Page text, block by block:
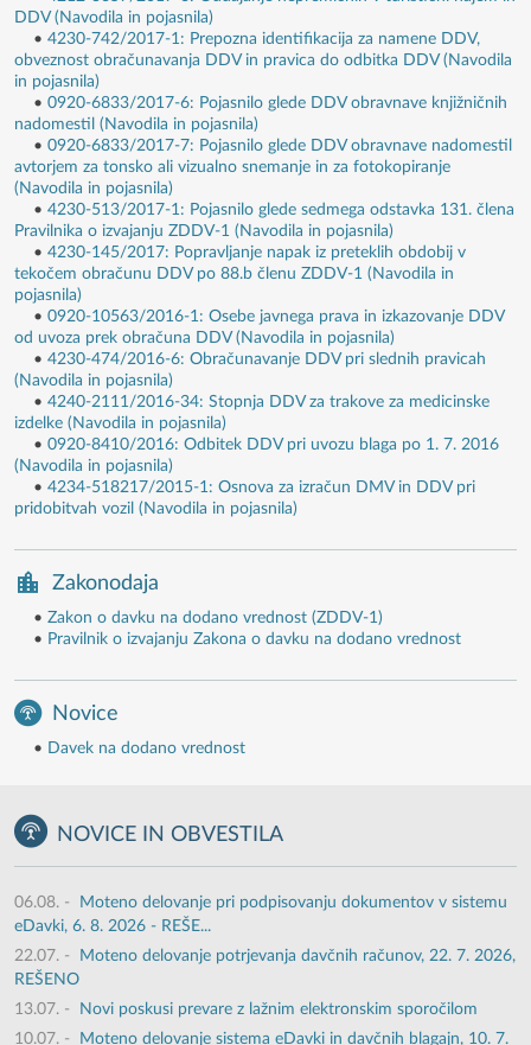
DDV (Navodila in pojasnila)
• 4230-742/2017-1: Prepozna identifikacija za namene DDV,
obveznost obračunavanja DDV in pravica do odbitka DDV (Navodila
in pojasnila)
• 0920-6833/2017-6: Pojasnilo glede DDV obravnave knjižničnih
nadomestil (Navodila in pojasnila)
• 0920-6833/2017-7: Pojasnilo glede DDV obravnave nadomestil
avtorjem za tonsko ali vizualno snemanje in za fotokopiranje
(Navodila in pojasnila)
• 4230-513/2017-1: Pojasnilo glede sedmega odstavka 131. člena
Pravilnika o izvajanju ZDDV-1 (Navodila in pojasnila)
• 4230-145/2017: Popravljanje napak iz preteklih obdobij v
tekočem obračunu DDV po 88.b členu ZDDV-1 (Navodila in
pojasnila)
• 0920-10563/2016-1: Osebe javnega prava in izkazovanje DDV
od uvoza prek obračuna DDV (Navodila in pojasnila)
• 4230-474/2016-6: Obračunavanje DDV pri slednih pravicah
(Navodila in pojasnila)
• 4240-2111/2016-34: Stopnja DDV za trakove za medicinske
izdelke (Navodila in pojasnila)
• 0920-8410/2016: Odbitek DDV pri uvozu blaga po 1. 7. 2016
(Navodila in pojasnila)
• 4234-518217/2015-1: Osnova za izračun DMV in DDV pri
pridobitvah vozil (Navodila in pojasnila)
Zakonodaja
• Zakon o davku na dodano vrednost (ZDDV-1)
• Pravilnik o izvajanju Zakona o davku na dodano vrednost
Novice
• Davek na dodano vrednost
NOVICE IN OBVESTILA
06.08. -
Moteno delovanje pri podpisovanju dokumentov v sistemu
eDavki, 6. 8. 2026 - REŠE...
22.07. -
Moteno delovanje potrjevanja davčnih računov, 22. 7. 2026,
REŠENO
13.07. -
Novi poskusi prevare z lažnim elektronskim sporočilom
10.07. - Moteno delovanje sistema eDavki in davčnih blagajn, 10. 7.